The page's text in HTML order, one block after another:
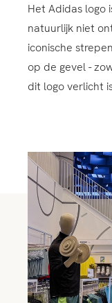
Het Adidas logo
natuurlijk niet
iconische
op de gevel -
dit logo verlicht